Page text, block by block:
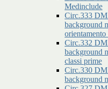
Medinclude
Circ.333
background
Circ.332
background
classi prime
Circ.330
background